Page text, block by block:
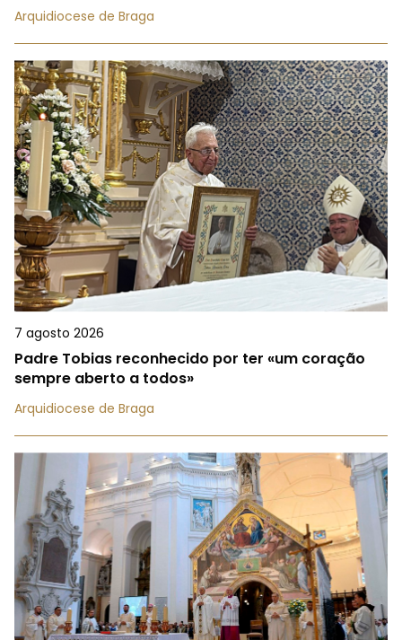
Arquidiocese de Braga
7 agosto 2026
Padre Tobias reconhecido por ter «um coração
sempre aberto a todos»
Arquidiocese de Braga